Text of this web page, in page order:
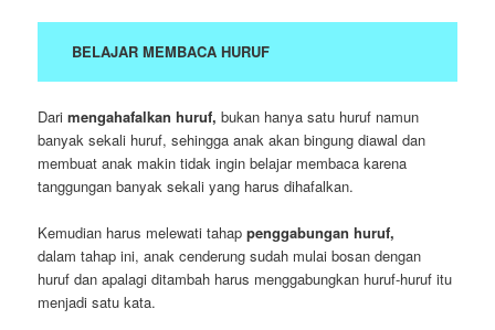
BELAJAR MEMBACA HURUF
Darimengahafalkan huruf, bukan hanya satu huruf namun
banyak sekali huruf, sehingga anak akan bingung diawal dan
membuat anak makin tidak ingin belajar membaca karena
tanggungan banyak sekali yang harus dihafalkan.
Kemudian harus melewati tahappenggabungan huruf,
dalam tahap ini, anak cenderung sudah mulai bosan dengan
huruf dan apalagi ditambah harus menggabungkan huruf-huruf itu
menjadi satu kata.